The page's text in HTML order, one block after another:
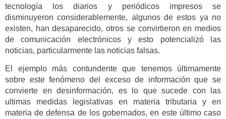
tecnología los diarios y periódicos impresos se
disminuyeron considerablemente, algunos de estos ya no
existen, han desaparecido, otros se convirtieron en medios
de comunicación electrónicos y esto potencializó las
noticias, particularmente las noticias falsas.
El ejemplo más contundente que tenemos últimamente
sobre este fenómeno del exceso de información que se
convierte en desinformación, es lo que sucede con las
ultimas medidas legislativas en materia tributaria y en
materia de defensa de los gobernados, en este último caso